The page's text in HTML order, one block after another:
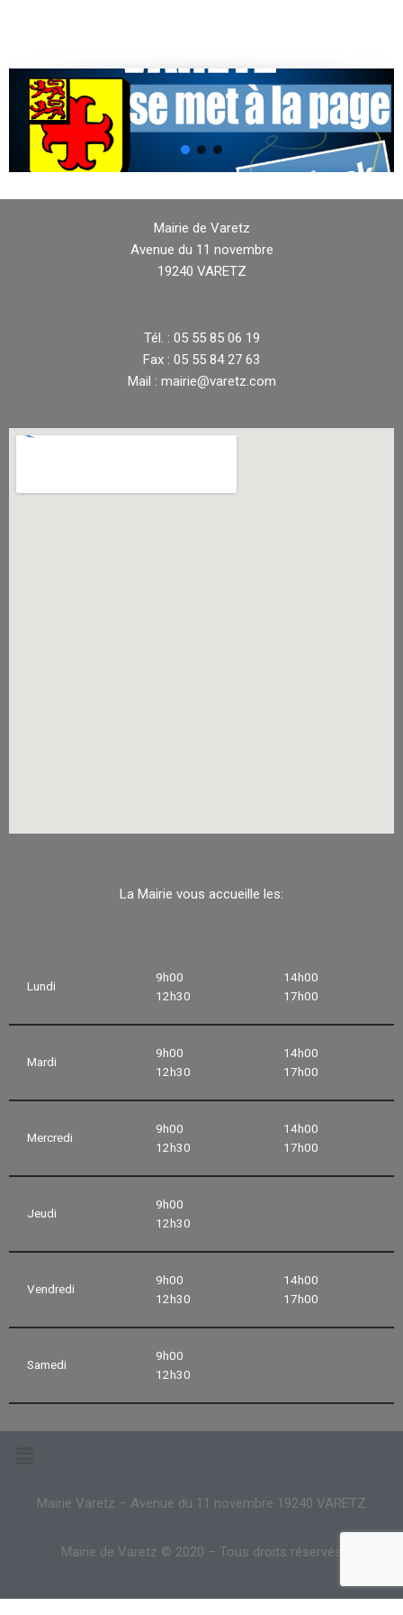
Mairie de Varetz
Avenue du 11 novembre
19240 VARETZ
Tél. : 05 55 85 06 19
Fax : 05 55 84 27 63
Mail : mairie@varetz.com
La Mairie vous accueille les:
Lundi
9h00
12h30
14h00
17h00
Mardi
9h00
12h30
14h00
17h00
Mercredi
9h00
12h30
14h00
17h00
Jeudi
9h00
12h30
Vendredi
9h00
12h30
14h00
17h00
Samedi
9h00
12h30
Mairie Varetz – Avenue du 11 novembre 19240 VARETZ
Mairie de Varetz © 2020 – Tous droits réservés